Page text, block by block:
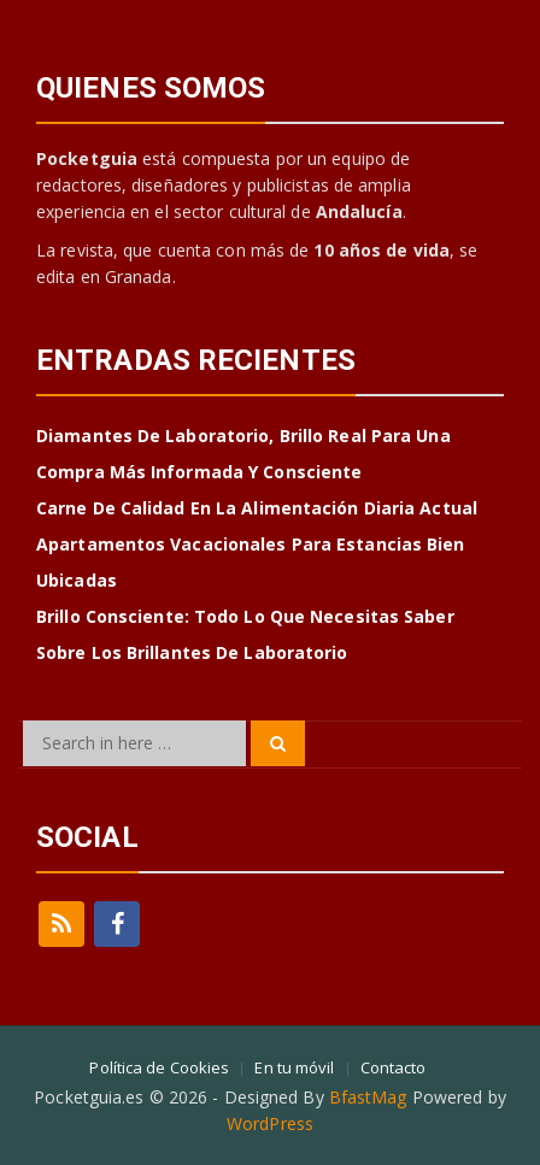
QUIENES SOMOS
Pocketguia está compuesta por un equipo de
redactores, diseñadores y publicistas de amplia
experiencia en el sector cultural de Andalucía.
La revista, que cuenta con más de 10 años de vida, se
edita en Granada.
ENTRADAS RECIENTES
Diamantes De Laboratorio, Brillo Real Para Una
Compra Más Informada Y Consciente
Carne De Calidad En La Alimentación Diaria Actual
Apartamentos Vacacionales Para Estancias Bien
Ubicadas
Brillo Consciente: Todo Lo Que Necesitas Saber
Sobre Los Brillantes De Laboratorio
Search
SOCIAL
Política de Cookies En tu móvil Contacto
Pocketguia.es © 2026 - Designed By BfastMag Powered by
WordPress